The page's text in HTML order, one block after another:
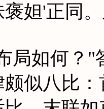
妲'正同
如何？"
似八比